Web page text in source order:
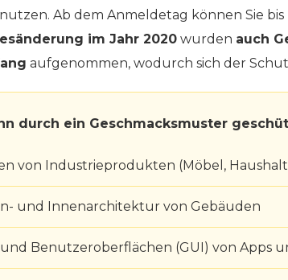
Ab dem Anmeldetag können Sie
im Jahr 2020 wurden auch
aufgenommen, wodurch sich der
durch ein Geschmacksmuster
von Industrieprodukten (Möbel,
und Innenarchitektur von Gebäuden
und Benutzeroberflächen (GUI) von Apps